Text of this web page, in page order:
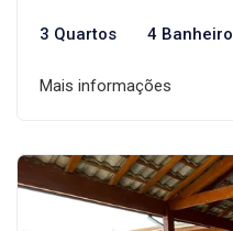
3 Quartos 4
Mais informações